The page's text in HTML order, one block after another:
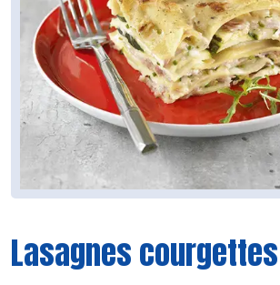
Lasagnes